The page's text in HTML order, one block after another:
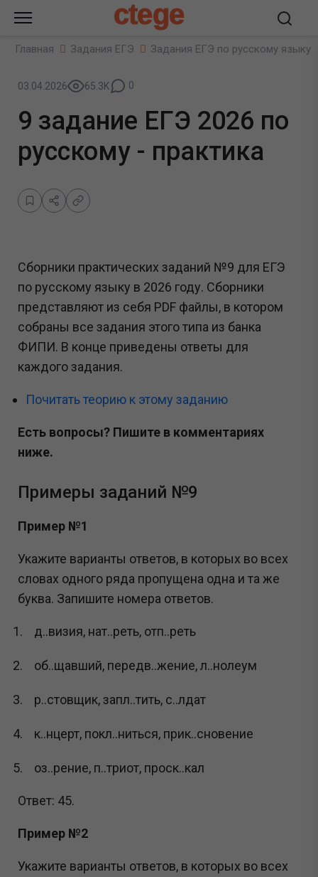
ctege
Главная Задания ЕГЭ Задания ЕГЭ по русскому языку
03.04.2026 65.3K 0
9 задание ЕГЭ 2026 по
русскому - практика
Сборники практических заданий №9 для ЕГЭ
по русскому языку в 2026 году. Сборники
представляют из себя PDF файлы, в котором
собраны все задания этого типа из банка
ФИПИ. В конце приведены ответы для
каждого задания.
Почитать теорию к этому заданию
Есть вопросы? Пишите в комментариях
ниже.
Примеры заданий №9
Пример №1
Укажите варианты ответов, в которых во всех
словах одного ряда пропущена одна и та же
буква. Запишите номера ответов.
д..визия, нат..реть, отп..реть
об..щавший, передв..жение, л..нолеум
р..стовщик, запл..тить, с..лдат
к..нцерт, покл..ниться, прик..сновение
оз..рение, п..триот, проск..кал
Ответ: 45.
Пример №2
Укажите варианты ответов, в которых во всех